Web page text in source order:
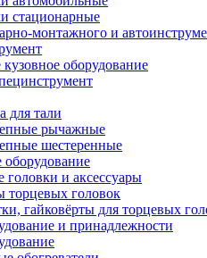
стационарные
монтажного и
оборудование
для тали
рычажные
шестеренные
оборудование
головки и аксессуары
торцевых головок
гайковёрты для торцевых
и принадлежности